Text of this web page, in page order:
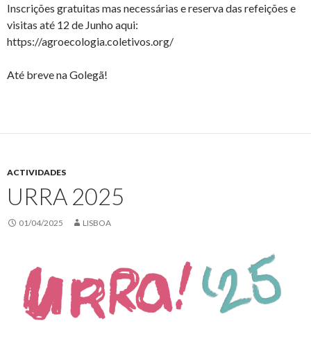
Inscrições gratuitas mas necessárias e reserva das refeições e
visitas até 12 de Junho aqui:
https://agroecologia.coletivos.org/
Até breve na Golegã!
ACTIVIDADES
URRA 2025
01/04/2025 LISBOA